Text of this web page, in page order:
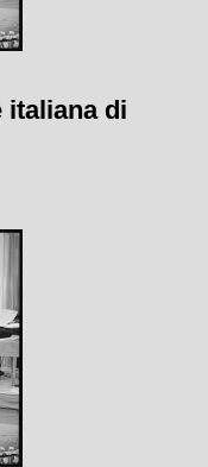
italiana di